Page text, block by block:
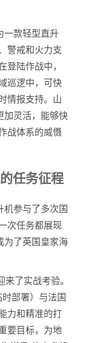
款轻型直升
警戒和火力支
登陆作战中，
巡逻中，可快
情报支持。山
加灵活，能够快
战体系的威慑
任务征程
参与了多次国
次任务都展现
为了英国皇家海
了实战考验。
部署）与法国
力和精准的打
要目标，为地